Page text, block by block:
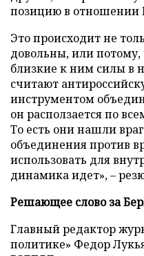
позицию в отношении
Это происходит не
довольны, или
близкие к ним силы в
считают
инструментом
он расползается по
То есть они нашли
объединения против
использовать для
динамика идет», –
Решающее слово за
Главный редактор
политике» Федор